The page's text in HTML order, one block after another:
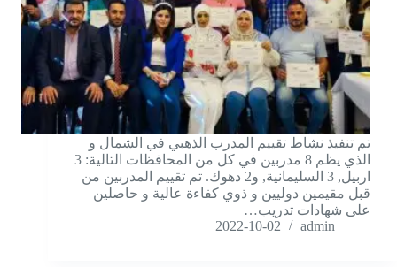
تم تنفيذ نشاط تقييم المدرب الذهبي في الشمال و
الذي يظم 8 مدربين في كل من المحافظات التالية: 3
اربيل, 3 السليمانية, و2 دهوك. تم تقييم المدربين من
قبل مقيمين دوليين و ذوي كفاءة عالية و حاصلين
على شهادات تدريب…
admin
2022-10-02